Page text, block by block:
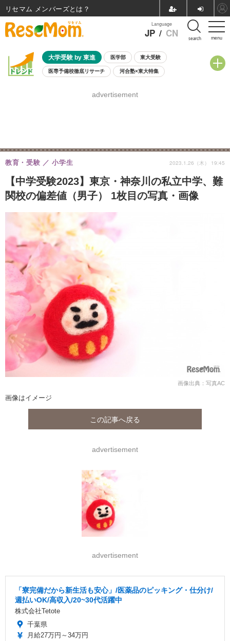
menu
Language
JP / CN search
大学受験 by 東進 医学部 東大受験
医専予備校徹底リサーチ 河合塾×東大特集
8月開催学校説明会・相談会
advertisement
【中学受験2023】東京・神奈川の私立中学、難
関校の偏差値（男子） 1枚目の写真・画像
教育・受験 小学生 2023.1.26（木） 19:45
画像出典：写真AC
画像はイメージ
この記事へ戻る
advertisement
advertisement
「寮完備だから新生活も安心」/医薬品のピッキング・仕分け/
週払いOK/高収入/20~30代活躍中
株式会社Tetote
千葉県
月給27万円～34万円
リセマム メンバーズ